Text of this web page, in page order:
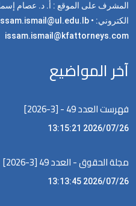
الكتروني: issam.ismail@ul.edu.lb •
issam.ismail@kfattorneys.com
آخر المواضيع
فهرست العدد 49 - [3-2026]
2026/07/26 13:15:21
مجلة الحقوق - العدد 49 [3-2026]
2026/07/26 13:13:45